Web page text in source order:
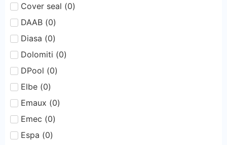
Cover seal (0)
DAAB (0)
Diasa (0)
Dolomiti (0)
DPool (0)
Elbe (0)
Emaux (0)
Emec (0)
Espa (0)